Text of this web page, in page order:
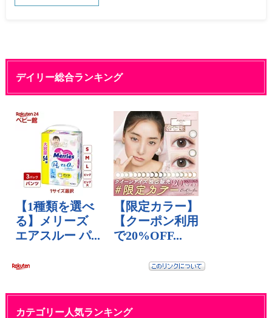
デイリー総合ランキング
カテゴリー人気ランキング